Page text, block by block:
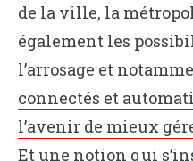
de la ville, la
également les
l’arrosage et
connectés et
l’avenir de mieux
Et une notion qui